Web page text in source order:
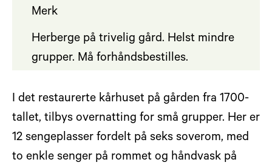
Merk
Herberge på trivelig gård. Helst mindre
grupper. Må forhåndsbestilles.
I det restaurerte kårhuset på gården fra 1700-
tallet, tilbys overnatting for små grupper. Her er
12 sengeplasser fordelt på seks soverom, med
to enkle senger på rommet og håndvask på